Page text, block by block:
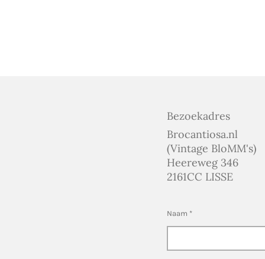
Bezoekadres
Brocantiosa.nl
(Vintage BloMM's)
Heereweg 346
2161CC LISSE
Naam *